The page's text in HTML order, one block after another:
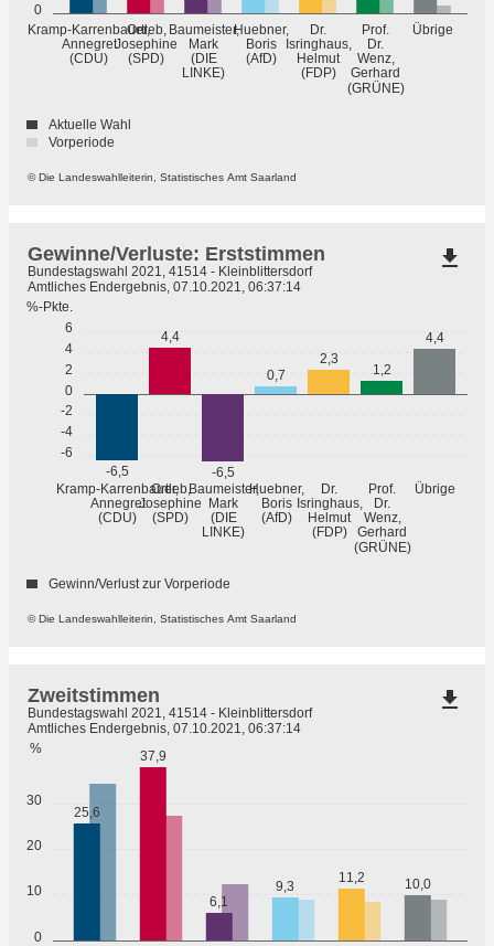
0
Kramp-Karrenbauer,
Annegret
(CDU)
Ortleb,
Josephine
(SPD)
Baumeister,
Mark
(DIE
LINKE)
Huebner,
Boris
(AfD)
Dr.
Isringhaus,
Helmut
(FDP)
Prof.
Dr.
Wenz,
Gerhard
(GRÜNE)
Übrige
© Die Landeswahlleiterin, Statistisches Amt Saarland
Aktuelle Wahl
Vorperiode
-6
-4
-2
0
2
4
6
%-Pkte.
Kramp-Karrenbauer,
Annegret
(CDU)
Ortleb,
Josephine
(SPD)
Baumeister,
Mark
(DIE
LINKE)
Huebner,
Boris
(AfD)
Dr.
Isringhaus,
Helmut
(FDP)
Prof.
Dr.
Wenz,
Gerhard
(GRÜNE)
Übrige
-6,5
4,4
-6,5
0,7
2,3
1,2
4,4
© Die Landeswahlleiterin, Statistisches Amt Saarland
Gewinne/Verluste: Erststimmen
Bundestagswahl 2021, 41514 - Kleinblittersdorf
Amtliches Endergebnis, 07.10.2021, 06:37:14
Gewinn/Verlust zur Vorperiode
file_download
0
10
20
30
%
25,6
37,9
6,1
9,3
11,2 10,0
Zweitstimmen
Bundestagswahl 2021, 41514 - Kleinblittersdorf
Amtliches Endergebnis, 07.10.2021, 06:37:14
file_download